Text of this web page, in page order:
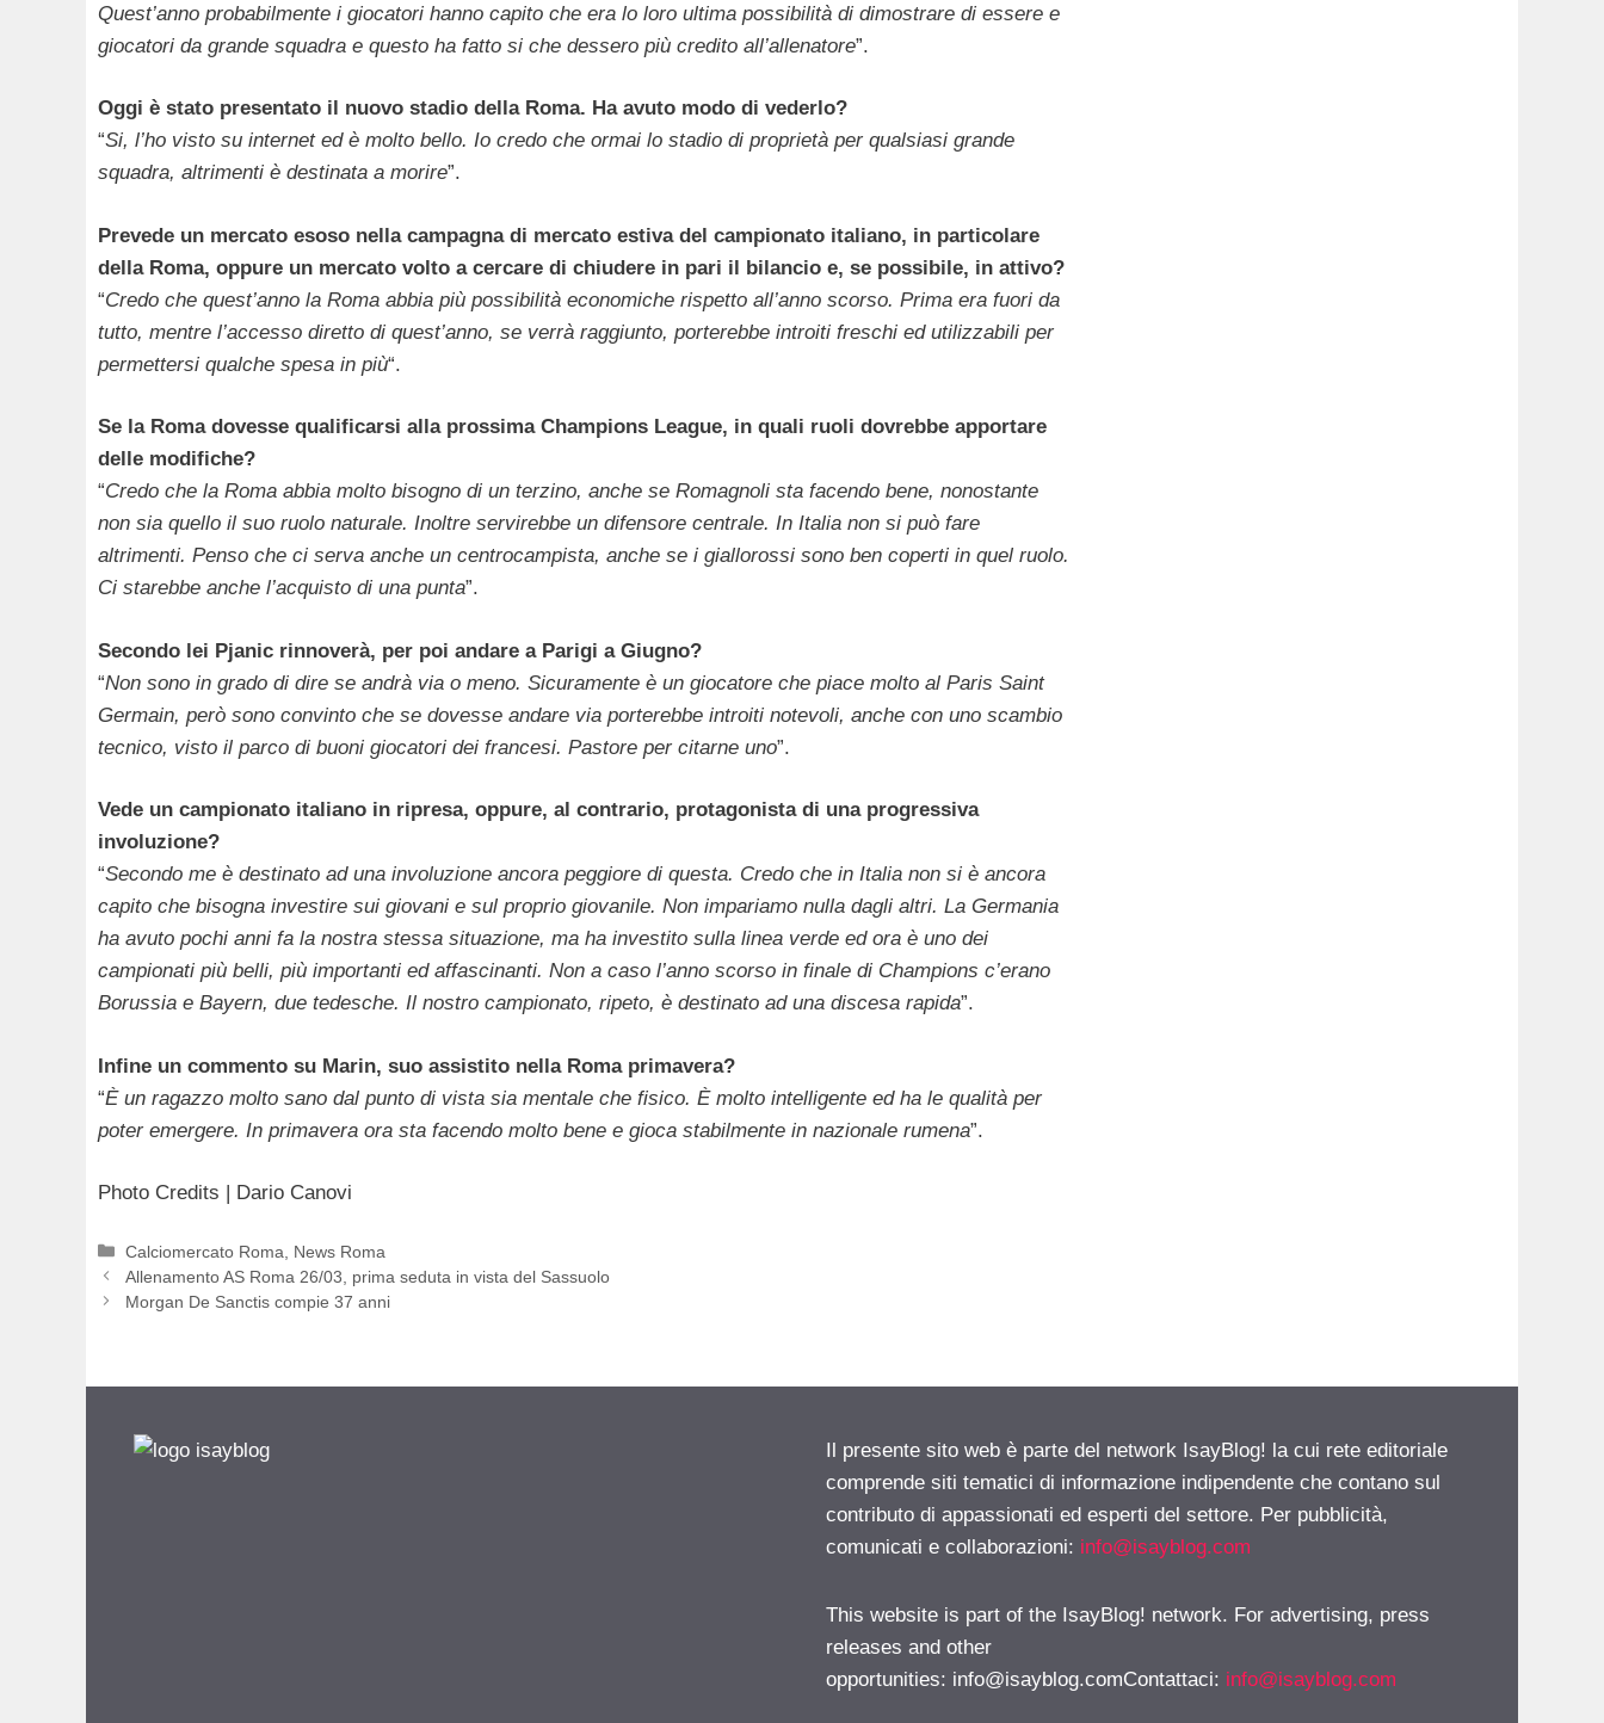
Quest’anno probabilmente i giocatori hanno capito che era lo loro ultima possibilità di dimostrare di essere e
giocatori da grande squadra e questo ha fatto si che dessero più credito all’allenatore”.
Oggi è stato presentato il nuovo stadio della Roma. Ha avuto modo di vederlo?
“Si, l’ho visto su internet ed è molto bello. Io credo che ormai lo stadio di proprietà per qualsiasi grande
squadra, altrimenti è destinata a morire”.
Prevede un mercato esoso nella campagna di mercato estiva del campionato italiano, in particolare
della Roma, oppure un mercato volto a cercare di chiudere in pari il bilancio e, se possibile, in attivo?
“Credo che quest’anno la Roma abbia più possibilità economiche rispetto all’anno scorso. Prima era fuori da
tutto, mentre l’accesso diretto di quest’anno, se verrà raggiunto, porterebbe introiti freschi ed utilizzabili per
permettersi qualche spesa in più“.
Se la Roma dovesse qualificarsi alla prossima Champions League, in quali ruoli dovrebbe apportare
delle modifiche?
“Credo che la Roma abbia molto bisogno di un terzino, anche se Romagnoli sta facendo bene, nonostante
non sia quello il suo ruolo naturale. Inoltre servirebbe un difensore centrale. In Italia non si può fare
altrimenti. Penso che ci serva anche un centrocampista, anche se i giallorossi sono ben coperti in quel ruolo.
Ci starebbe anche l’acquisto di una punta”.
Secondo lei Pjanic rinnoverà, per poi andare a Parigi a Giugno?
“Non sono in grado di dire se andrà via o meno. Sicuramente è un giocatore che piace molto al Paris Saint
Germain, però sono convinto che se dovesse andare via porterebbe introiti notevoli, anche con uno scambio
tecnico, visto il parco di buoni giocatori dei francesi. Pastore per citarne uno”.
Vede un campionato italiano in ripresa, oppure, al contrario, protagonista di una progressiva
involuzione?
“Secondo me è destinato ad una involuzione ancora peggiore di questa. Credo che in Italia non si è ancora
capito che bisogna investire sui giovani e sul proprio giovanile. Non impariamo nulla dagli altri. La Germania
ha avuto pochi anni fa la nostra stessa situazione, ma ha investito sulla linea verde ed ora è uno dei
campionati più belli, più importanti ed affascinanti. Non a caso l’anno scorso in finale di Champions c’erano
Borussia e Bayern, due tedesche. Il nostro campionato, ripeto, è destinato ad una discesa rapida”.
Infine un commento su Marin, suo assistito nella Roma primavera?
“È un ragazzo molto sano dal punto di vista sia mentale che fisico. È molto intelligente ed ha le qualità per
poter emergere. In primavera ora sta facendo molto bene e gioca stabilmente in nazionale rumena”.
Photo Credits | Dario Canovi
Categorie
Calciomercato Roma
News Roma
Allenamento AS Roma 26/03, prima seduta in vista del Sassuolo
Morgan De Sanctis compie 37 anni
Il presente sito web è parte del network IsayBlog! la cui rete editoriale
comprende siti tematici di informazione indipendente che contano sul
contributo di appassionati ed esperti del settore. Per pubblicità,
comunicati e collaborazioni: info@isayblog.com
This website is part of the IsayBlog! network. For advertising, press
releases and other
opportunities: info@isayblog.comContattaci: info@isayblog.com